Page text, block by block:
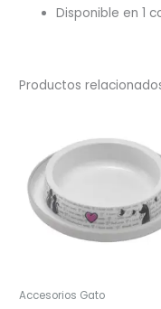
Disponible en 1
Productos
Accesorios Gato